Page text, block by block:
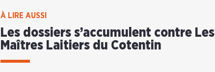
À LIRE AUSSI
Les dossiers s’accumulent contre Les
Maîtres Laitiers du Cotentin